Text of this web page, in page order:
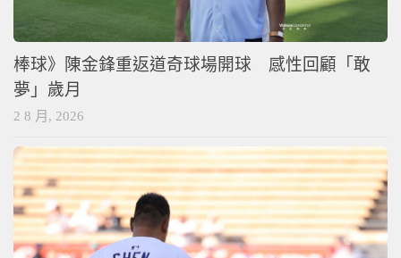
棒球》陳金鋒重返道奇球場開球 感性回顧「敢
夢」歲月
2 8 月, 2026